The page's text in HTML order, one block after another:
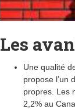
Les
Une qualité
propose l’un
propres. Les
2,2% au